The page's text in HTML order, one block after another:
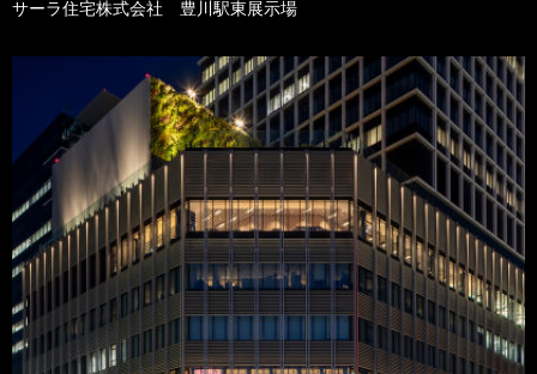
サーラ住宅株式会社 豊川駅東展示場